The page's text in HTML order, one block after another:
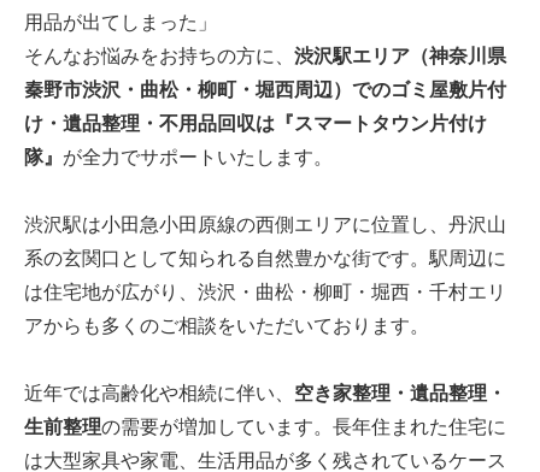
用品が出てしまった」
そんなお悩みをお持ちの方に、 渋沢駅エリア（神奈川県
秦野市渋沢・曲松・柳町・堀西周辺）でのゴミ屋敷片付
け・遺品整理・不用品回収は『スマートタウン片付け
隊』 が全力でサポートいたします。
渋沢駅は小田急小田原線の西側エリアに位置し、丹沢山
系の玄関口として知られる自然豊かな街です。駅周辺に
は住宅地が広がり、渋沢・曲松・柳町・堀西・千村エリ
アからも多くのご相談をいただいております。
近年では高齢化や相続に伴い、 空き家整理・遺品整理・
生前整理の需要が増加しています。長年住まれた住宅に
は大型家具や家電、生活用品が多く残されているケース